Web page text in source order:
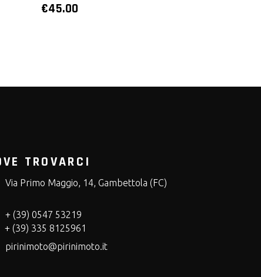
€45.00
TROVARCI
Via Primo Maggio, 14, Gambettola (FC)
+ (39) 0547 53219
+ (39) 335 8125961
pirinimoto@pirinimoto.it